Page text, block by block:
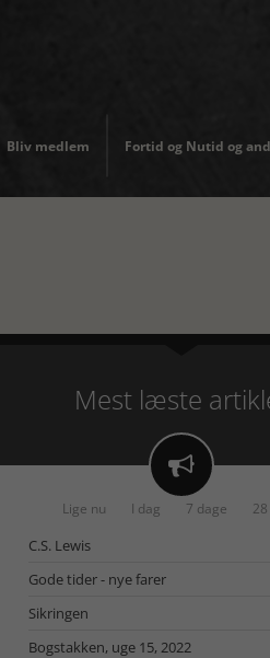
Bliv medlem Fortid og Nutid og
Mest læste

Lige nu I dag 7 dage
C.S. Lewis
Gode tider - nye farer
Sikringen
Bogstakken, uge 15, 2022